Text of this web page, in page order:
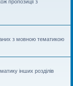
пропозиції з
з мовною тематикою
інших розділів